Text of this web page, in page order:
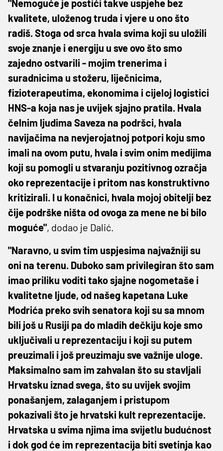
"Nemoguće je postići takve uspjehe bez
kvalitete, uloženog truda i vjere u ono što
radiš. Stoga od srca hvala svima koji su uložili
svoje znanje i energiju u sve ovo što smo
zajedno ostvarili - mojim trenerima i
suradnicima u stožeru, liječnicima,
fizioterapeutima, ekonomima i cijeloj logistici
HNS-a koja nas je uvijek sjajno pratila. Hvala
čelnim ljudima Saveza na podršci, hvala
navijačima na nevjerojatnoj potpori koju smo
imali na ovom putu, hvala i svim onim medijima
koji su pomogli u stvaranju pozitivnog ozračja
oko reprezentacije i pritom nas konstruktivno
kritizirali. I u konačnici, hvala mojoj obitelji bez
čije podrške ništa od ovoga za mene ne bi bilo
moguće", dodao je Dalić.
"Naravno, u svim tim uspjesima najvažniji su
oni na terenu. Duboko sam privilegiran što sam
imao priliku voditi tako sjajne nogometaše i
kvalitetne ljude, od našeg kapetana Luke
Modrića preko svih senatora koji su sa mnom
bili još u Rusiji pa do mladih dečkiju koje smo
uključivali u reprezentaciju i koji su putem
preuzimali i još preuzimaju sve važnije uloge.
Maksimalno sam im zahvalan što su stavljali
Hrvatsku iznad svega, što su uvijek svojim
ponašanjem, zalaganjem i pristupom
pokazivali što je hrvatski kult reprezentacije.
Hrvatska u svima njima ima svijetlu budućnost
i dok god će im reprezentacija biti svetinja kao